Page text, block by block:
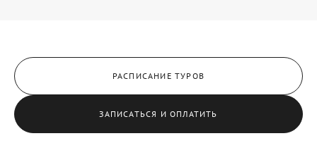
РАСПИСАНИЕ ТУРОВ
ЗАПИСАТЬСЯ И ОПЛАТИТЬ